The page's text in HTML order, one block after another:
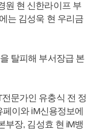
원 현 신한라이프 부
는 김성욱 현 우리금
탈피해 부서장급 본
문가인 유충식 전 정
이와 iM신용정보에
부장, 김성효 현 iM뱅